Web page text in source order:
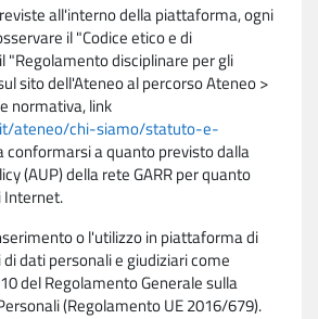
all'interno della piattaforma, ogni
il "Codice etico e di
disciplinare per gli
sito dell'Ateneo al percorso Ateneo >
normativa, link
ateneo/chi-siamo/statuto-e-
conformarsi a quanto previsto dalla
(AUP) della rete GARR per quanto
Internet.
o l'utilizzo in piattaforma di
dati personali e giudiziari come
del Regolamento Generale sulla
(Regolamento UE 2016/679).